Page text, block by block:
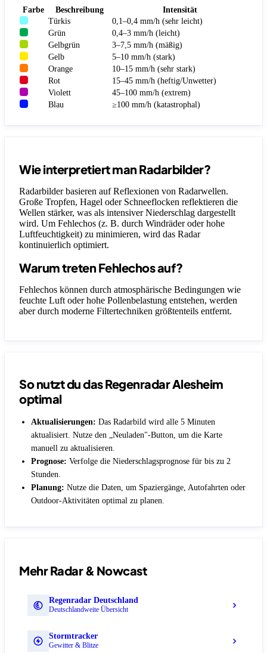
Farbe Beschreibung
Intensität
Türkis
0,1–0,4 mm/h (sehr leicht)
Grün
0,4–3 mm/h (leicht)
Gelbgrün
3–7,5 mm/h (mäßig)
Gelb
5–10 mm/h (stark)
Orange
10–15 mm/h (sehr stark)
Rot
15–45 mm/h (heftig/Unwetter)
Violett
45–100 mm/h (extrem)
Blau
≥100 mm/h (katastrophal)
Wie interpretiert man Radarbilder?
Radarbilder basieren auf Reflexionen von Radarwellen.
Große Tropfen, Hagel oder Schneeflocken reflektieren die
Wellen stärker, was als intensiver Niederschlag dargestellt
wird. Um Fehlechos (z. B. durch Windräder oder hohe
Luftfeuchtigkeit) zu minimieren, wird das Radar
kontinuierlich optimiert.
Warum treten Fehlechos auf?
Fehlechos können durch atmosphärische Bedingungen wie
feuchte Luft oder hohe Pollenbelastung entstehen, werden
aber durch moderne Filtertechniken größtenteils entfernt.
So nutzt du das Regenradar Alesheim
optimal
Aktualisierungen: Das Radarbild wird alle 5 Minuten
aktualisiert. Nutze den „Neuladen"-Button, um die Karte
manuell zu aktualisieren.
Prognose: Verfolge die Niederschlagsprognose für bis zu 2
Stunden.
Planung: Nutze die Daten, um Spaziergänge, Autofahrten oder
Outdoor-Aktivitäten optimal zu planen.
Mehr Radar & Nowcast
Regenradar Deutschland
Deutschlandweite Übersicht
Stormtracker
Gewitter & Blitze